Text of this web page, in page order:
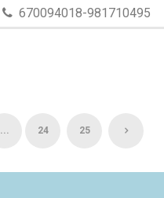
670094018-981710495
... 24 25